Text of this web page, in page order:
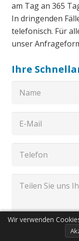
am Tag an 365 Tagen im
In dringenden Fällen
telefonisch. Für
unser
Ihre
Wir verwenden